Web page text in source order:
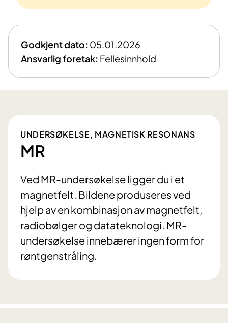
Godkjent dato: 05.01.2026
Ansvarlig foretak: Fellesinnhold
UNDERSØKELSE, MAGNETISK RESONANS
MR
Ved MR-undersøkelse ligger du i et
magnetfelt. Bildene produseres ved
hjelp av en kombinasjon av magnetfelt,
radiobølger og datateknologi. MR-
undersøkelse innebærer ingen form for
røntgenstråling.